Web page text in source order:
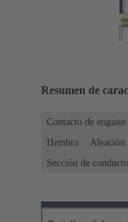
Resumen de
Contacto de engaste
Hembra
Aleación
Sección de